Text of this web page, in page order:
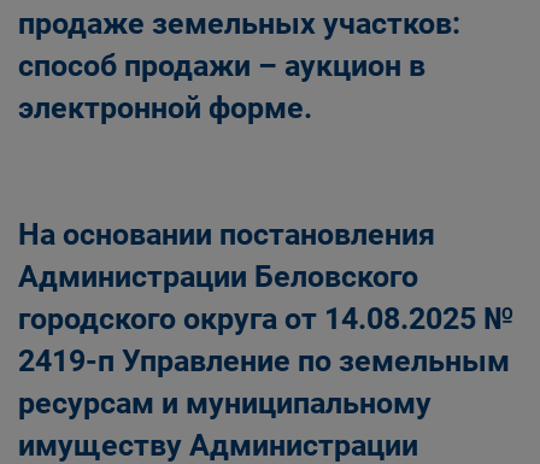
продаже земельных участков:
способ продажи – аукцион в
электронной форме.
На основании постановления
Администрации Беловского
городского округа от 14.08.2025 №
2419-п Управление по земельным
ресурсам и муниципальному
имуществу Администрации